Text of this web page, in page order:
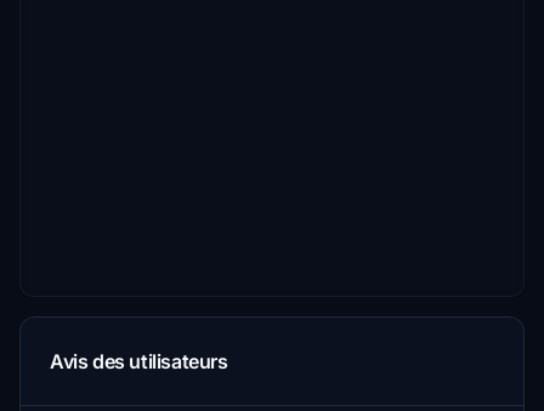
Avis des utilisateurs